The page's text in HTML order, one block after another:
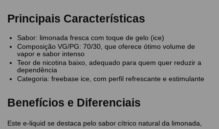
Principais Características
Sabor: limonada fresca com toque de gelo (ice)
Composição VG/PG: 70/30, que oferece ótimo volume de
vapor e sabor intenso
Teor de nicotina baixo, adequado para quem quer reduzir a
dependência
Categoria: freebase ice, com perfil refrescante e estimulante
Benefícios e Diferenciais
Este e-liquid se destaca pelo sabor cítrico natural da limonada,